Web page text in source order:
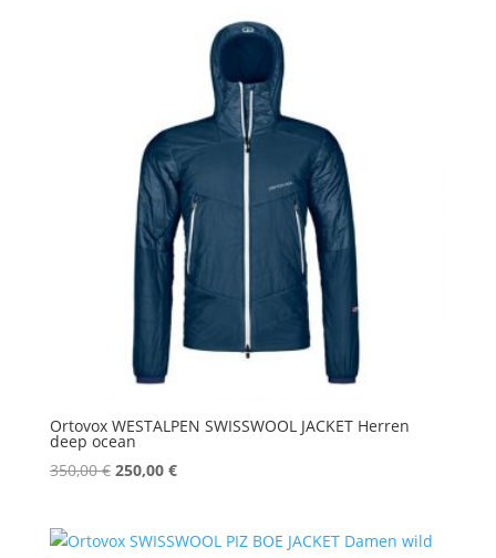
250,00 €.
Ortovox WESTALPEN SWISSWOOL JACKET Herren
deep ocean
350,00€ Ursprünglicher
350,00 €
250,00 €Aktueller
250,00 €.